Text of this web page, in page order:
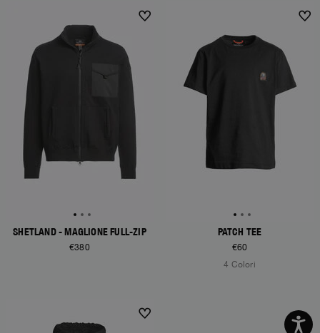
SHETLAND - MAGLIONE FULL-ZIP
€380
PATCH TEE
€60
4 Colori